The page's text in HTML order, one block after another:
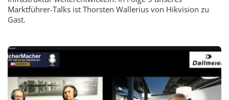
Marktführer-Talks ist Thorsten Wallerius von Hikvision zu
Gast.